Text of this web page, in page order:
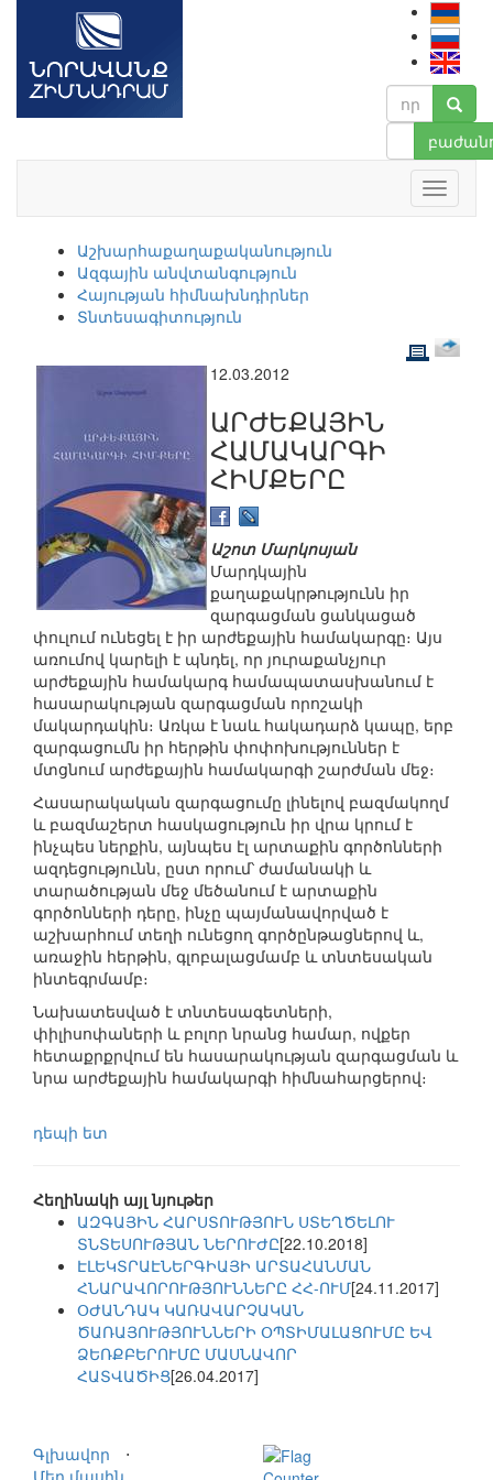
Աշխարհաքաղաքականություն
Ազգային անվտանգություն
Հայության հիմնախնդիրներ
Տնտեսագիտություն
12.03.2012
ԱՐԺԵՔԱՅԻՆ
ՀԱՄԱԿԱՐԳԻ
ՀԻՄՔԵՐԸ
Աշոտ Մարկոսյան
Մարդկային
քաղաքակրթությունն իր
զարգացման ցանկացած
փուլում ունեցել է իր արժեքային համակարգը։ Այս
առումով կարելի է պնդել, որ յուրաքանչյուր
արժեքային համակարգ համապատասխանում է
հասարակության զարգացման որոշակի
մակարդակին։ Առկա է նաև հակադարձ կապը, երբ
զարգացումն իր հերթին փոփոխություններ է
մտցնում արժեքային համակարգի շարժման մեջ։
Հասարակական զարգացումը լինելով բազմակողմ
և բազմաշերտ հասկացություն իր վրա կրում է
ինչպես ներքին, այնպես էլ արտաքին գործոնների
ազդեցությունն, ըստ որում՝ ժամանակի և
տարածության մեջ մեծանում է արտաքին
գործոնների դերը, ինչը պայմանավորված է
աշխարհում տեղի ունեցող գործընթացներով և,
առաջին հերթին, գլոբալացմամբ և տնտեսական
ինտեգրմամբ։
Նախատեսված է տնտեսագետների,
փիլիսոփաների և բոլոր նրանց համար, ովքեր
հետաքրքրվում են հասարակության զարգացման և
նրա արժեքային համակարգի հիմնահարցերով։
դեպի ետ
Հեղինակի այլ նյութեր
ԱԶԳԱՅԻՆ ՀԱՐՍՏՈՒԹՅՈՒՆ ՍՏԵՂԾԵԼՈՒ
ՏՆՏԵՍՈՒԹՅԱՆ ՆԵՐՈՒԺԸ[22.10.2018]
ԷԼԵԿՏՐԱԷՆԵՐԳԻԱՅԻ ԱՐՏԱՀԱՆՄԱՆ
ՀՆԱՐԱՎՈՐՈՒԹՅՈՒՆՆԵՐԸ ՀՀ-ՈՒՄ[24.11.2017]
ՕԺԱՆԴԱԿ ԿԱՌԱՎԱՐՉԱԿԱՆ
ԾԱՌԱՅՈՒԹՅՈՒՆՆԵՐԻ ՕՊՏԻՄԱԼԱՑՈՒՄԸ ԵՎ
ՁԵՌՔԲԵՐՈՒՄԸ ՄԱՍՆԱՎՈՐ
ՀԱՏՎԱԾԻՑ[26.04.2017]
Գլխավոր
⋅